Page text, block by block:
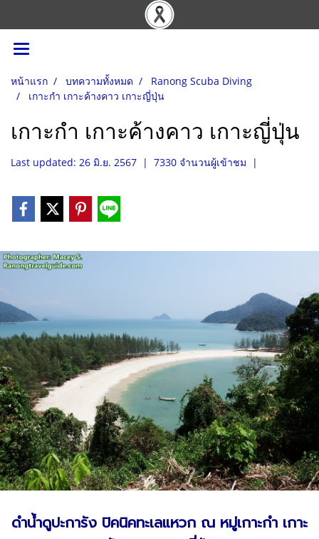
หน้าแรก บทความทั้งหมด
Ranong Scuba Diving
เกาะกำ เกาะค้างคาว เกาะญี่ปุ่น
เกาะกำ เกาะค้างคาว เกาะญี่ปุ่น
Last updated: 26 มิ.ย. 2567 | 7330 จำนวนผู้เข้าชม |
ดำน้ำดูปะการัง ปิคนิคทะเลแหวก ณ หมู่เกาะกำ เกาะ